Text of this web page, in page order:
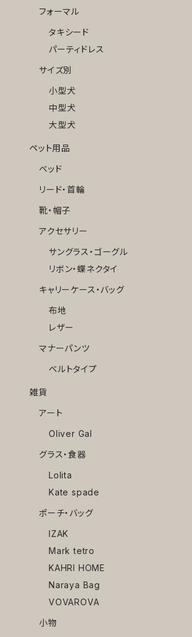
フォーマル
タキシード
パーティドレス
サイズ別
小型犬
中型犬
大型犬
ペット用品
ベッド
リード・首輪
靴・帽子
アクセサリー
サングラス・ゴーグル
リボン・蝶ネクタイ
キャリーケース・バッグ
布地
レザー
マナーパンツ
ベルトタイプ
雑貨
アート
Oliver Gal
グラス・食器
Lolita
Kate spade
ポーチ・バッグ
IZAK
Mark tetro
KAHRI HOME
Naraya Bag
VOVAROVA
小物